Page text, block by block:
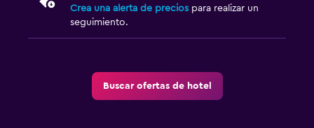
Crea una alerta de precios para realizar un
seguimiento.
Buscar ofertas de hotel